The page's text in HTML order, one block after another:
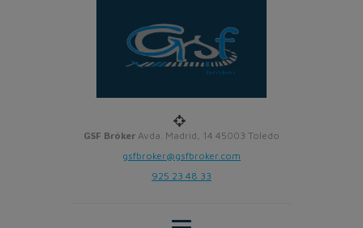
GSF Bróker Avda. Madrid, 14 45003 Toledo
gsfbroker@gsfbroker.com
925 23 48 33